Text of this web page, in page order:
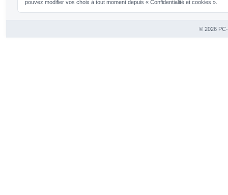
pouvez modifier vos choix à tout moment depuis « Confidentialité et cookies ».
© 2026